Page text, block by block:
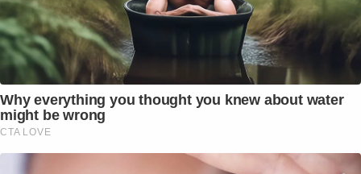
Why everything you thought you knew about water
might be wrong
CTA LOVE